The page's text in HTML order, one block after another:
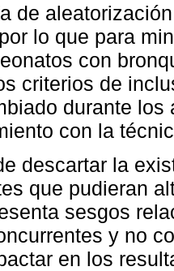
de
lo que para
con
criterios de
durante
con la
descartar la
que pudieran
sesgos
y no
en los